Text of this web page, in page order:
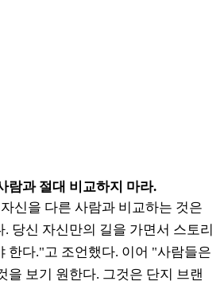
람과 절대 비교하지 마라.
신을 다른 사람과 비교하는 것은
당신 자신만의 길을 가면서 스토리
한다."고 조언했다. 이어 "사람들은
을 보기 원한다. 그것은 단지 브랜